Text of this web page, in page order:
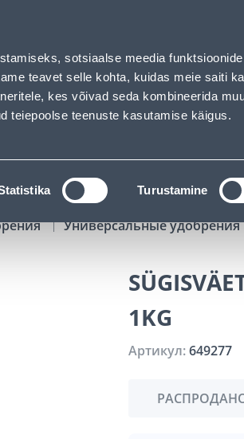
sotsiaalse meedia funktsioonide
teavet selle kohta, kuidas meie saiti
kes võivad seda kombineerida
teiepoolse teenuste kasutamise käigus.
Turustamine
клиентов Услуги Предложения о
ПОИСК
ИНСТРУМЕНТОВ
Универсальные удобрения
1KG
Артикул:649277